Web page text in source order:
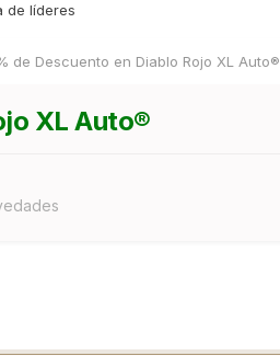
de líderes
de Descuento en Diablo Rojo XL Auto®
XL Auto®